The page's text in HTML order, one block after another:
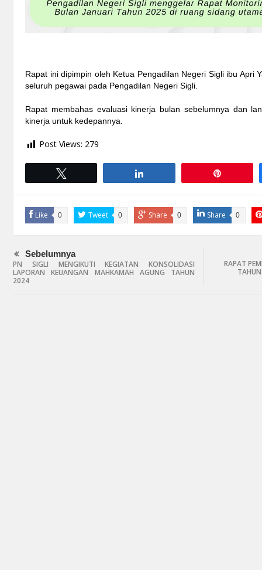
Rapat ini dipimpin oleh Ketua Pengadilan Negeri Sigli ibu Apri
seluruh pegawai pada Pengadilan Negeri Sigli.
Rapat membahas evaluasi kinerja bulan sebelumnya dan
kinerja untuk kedepannya.
Post Views: 279
Like 0 Tweet 0 Share 0 Share 0
Sebelumnya
PN SIGLI MENGIKUTI KEGIATAN KONSOLIDASI
LAPORAN KEUANGAN MAHKAMAH AGUNG TAHUN
2024
RAPAT